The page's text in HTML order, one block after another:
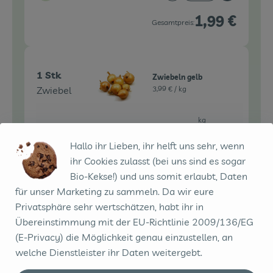
Gesamtpreis:1,99 €
1 Stk
Zwiebel
Auswahl ändern
Zwiebeln gelb
3,99 € / kg
kg
Artikelanzahl
Gesamtpreis:0,80 €
150 g
Frischkäse
bioladen - Frischkäse
natur - 175g
11,37 € /kg
Hallo ihr Lieben, ihr helft uns sehr, wenn
ihr Cookies zulasst (bei uns sind es sogar
Bio-Kekse!) und uns somit erlaubt, Daten
für unser Marketing zu sammeln. Da wir eure
Privatsphäre sehr wertschätzen, habt ihr in
Übereinstimmung mit der EU-Richtlinie 2009/136/EG
(E-Privacy) die Möglichkeit genau einzustellen, an
welche Dienstleister ihr Daten weitergebt.